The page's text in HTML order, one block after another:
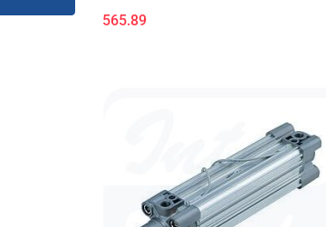
565.89